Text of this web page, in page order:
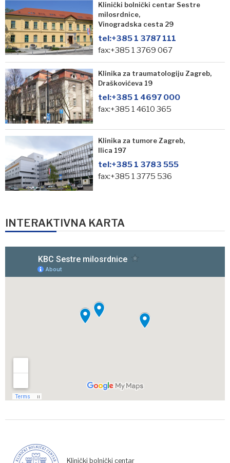
Klinički bolnički centar Sestre
milosrdnice,
Vinogradska cesta 29
tel:+385 1 3787 111
fax:+385 1 3769 067
Klinika za traumatologiju Zagreb,
Draškovićeva 19
tel:+385 1 4697 000
fax:+385 1 4610 365
Klinika za tumore Zagreb,
Ilica 197
tel:+385 1 3783 555
fax:+385 1 3775 536
INTERAKTIVNA KARTA
Klinički bolnički centar